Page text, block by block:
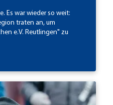
Es war wieder so weit:
traten an, um
e.V. Reutlingen" zu